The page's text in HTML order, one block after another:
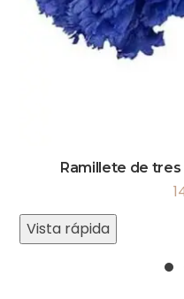
Ramillete de tres
Vista rápida